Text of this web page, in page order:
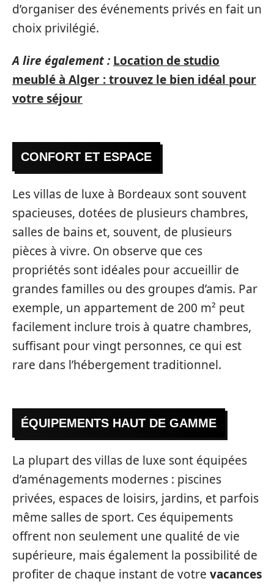
d’organiser des événements privés en fait un
choix privilégié.
A lire également : Location de studio
meublé à Alger : trouvez le bien idéal pour
votre séjour
CONFORT ET ESPACE
Les villas de luxe à Bordeaux sont souvent
spacieuses, dotées de plusieurs chambres,
salles de bains et, souvent, de plusieurs
pièces à vivre. On observe que ces
propriétés sont idéales pour accueillir de
grandes familles ou des groupes d’amis. Par
exemple, un appartement de 200 m² peut
facilement inclure trois à quatre chambres,
suffisant pour vingt personnes, ce qui est
rare dans l’hébergement traditionnel.
ÉQUIPEMENTS HAUT DE GAMME
La plupart des villas de luxe sont équipées
d’aménagements modernes : piscines
privées, espaces de loisirs, jardins, et parfois
même salles de sport. Ces équipements
offrent non seulement une qualité de vie
supérieure, mais également la possibilité de
profiter de chaque instant de votre vacances